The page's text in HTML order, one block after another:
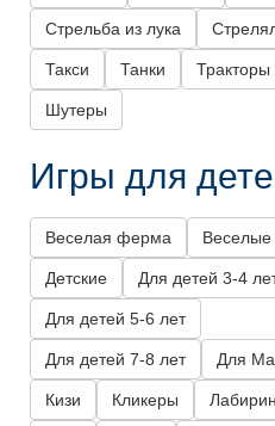
Стрельба из лука
Такси Танки Тракторы
Шутеры
Игры для
Веселая ферма Веселые
Детские Для детей 3-4
Для детей 5-6 лет
Для детей 7-8 лет Для
Кизи Кликеры